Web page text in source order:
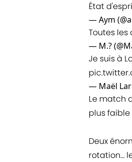
État
— Aym
Toutes
— M.?
Je suis à
— Maël
Le match
plus
Deux
rotation…